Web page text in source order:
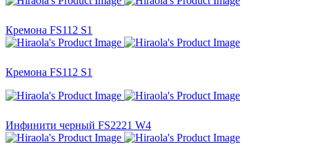
Кремона FS112 S1
Кремона FS112 S1
Инфинити черный FS2221 W4